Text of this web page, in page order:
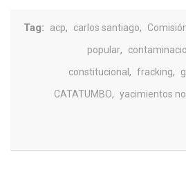
Tag: acp, carlos santiago,
popular,
constitucional, fracking,
CATATUMBO, yacimientos